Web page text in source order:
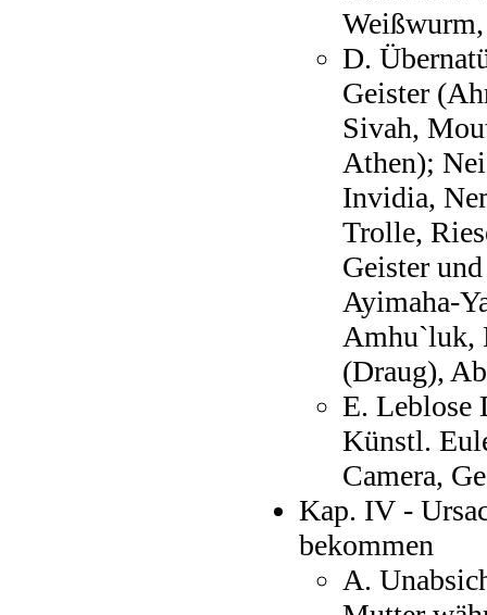
D.
Geister
Sivah,
Athen);
Invidia,
Trolle,
Geister
Ayimaha-
Amhu`luk,
(Draug),
E. Leblose
Künstl.
Camera,
Kap. IV -
bekommen
A.